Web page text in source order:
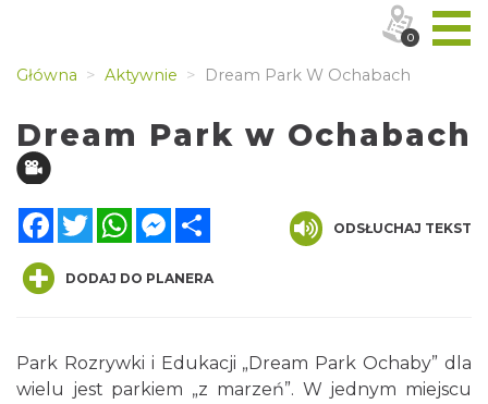
Główna Aktywnie Dream Park W Ochabach
Dream Park w Ochabach
FacebookTwitterWhatsAppMessenger
ODSŁUCHAJ TEKST
DODAJ DO PLANERA
Park Rozrywki i Edukacji „Dream Park Ochaby” dla
wielu jest parkiem „z marzeń”. W jednym miejscu
0